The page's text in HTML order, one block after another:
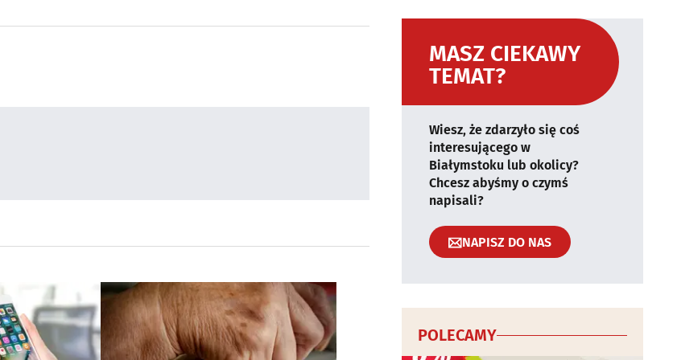
MASZ CIEKAWY
TEMAT?
Wiesz, że zdarzyło się coś
interesującego w
Białymstoku lub okolicy?
Chcesz abyśmy o czymś
napisali?
NAPISZ DO NAS
POLECAMY